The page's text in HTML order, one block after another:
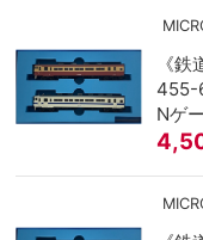
《
455-
Nゲ